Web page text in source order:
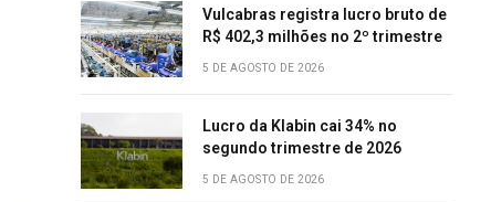
Vulcabras registra lucro bruto de
R$ 402,3 milhões no 2º trimestre
5 DE AGOSTO DE 2026
Lucro da Klabin cai 34% no
segundo trimestre de 2026
5 DE AGOSTO DE 2026